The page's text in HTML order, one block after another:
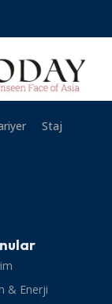
Staj
& Enerji